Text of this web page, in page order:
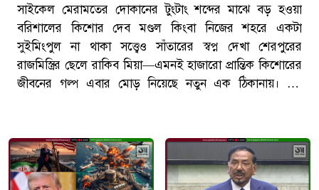
সাইকেল মেরামতের দোকানের টুংটাং শব্দের মাঝে বড় হওয়া
বরিশালের কিশোর দেব মণ্ডল কিংবা নিজের শহরে একটা
সুইমিংপুল না থাকা সত্ত্বেও সাঁতারের স্বপ্ন দেখা শেরপুরের
রাজমিস্ত্রির ছেলে রাকিব মিয়া—এমনই হাজারো প্রান্তিক কিশোরের
জীবনের গল্প এবার মোড় নিয়েছে নতুন এক ঠিকানায়। গত
দেশের নানা প্রান্ত থেকে উঠে আসা এই খুদে প্রতিভারা এসে
মিশেছিল এক মোহনায়। অনুষ্ঠানের মধ্যমণি ছিলেন প্রধানমন্ত্রী
তারেক রহমান নিজে, যিনি তরুণদের আত্মবিশ্বাসী হওয়ার আহ্বান